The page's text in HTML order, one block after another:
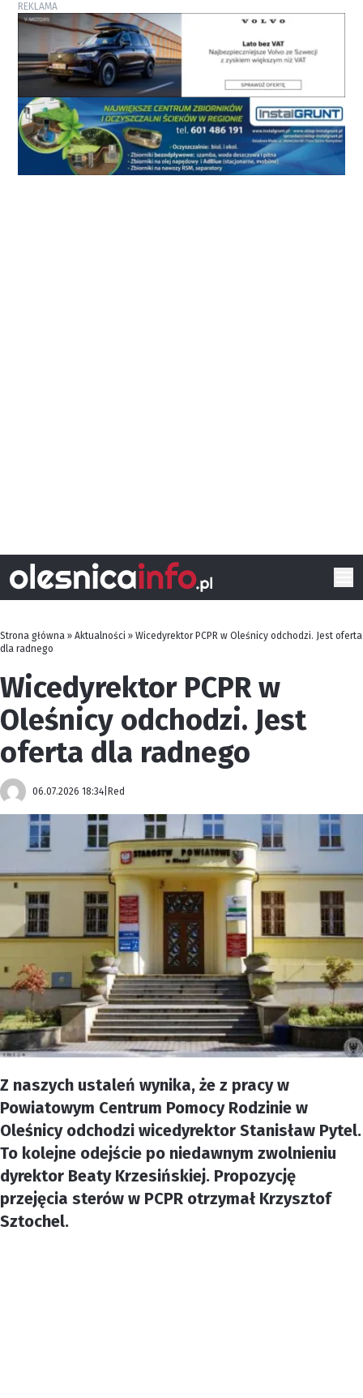
REKLAMA
Strona główna » Aktualności » Wicedyrektor PCPR w Oleśnicy odchodzi. Jest oferta
dla radnego
Wicedyrektor PCPR w
Oleśnicy odchodzi. Jest
oferta dla radnego
06.07.2026 18:34 Red
Z naszych ustaleń wynika, że z pracy w
Powiatowym Centrum Pomocy Rodzinie w
Oleśnicy odchodzi wicedyrektor Stanisław Pytel.
To kolejne odejście po niedawnym zwolnieniu
dyrektor Beaty Krzesińskiej. Propozycję
przejęcia sterów w PCPR otrzymał Krzysztof
Sztochel.